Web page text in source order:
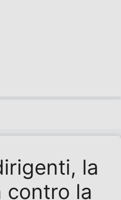
la
contro la